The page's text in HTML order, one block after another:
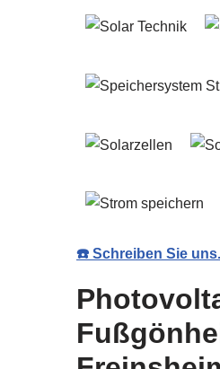
☎️ Schreiben Sie uns.